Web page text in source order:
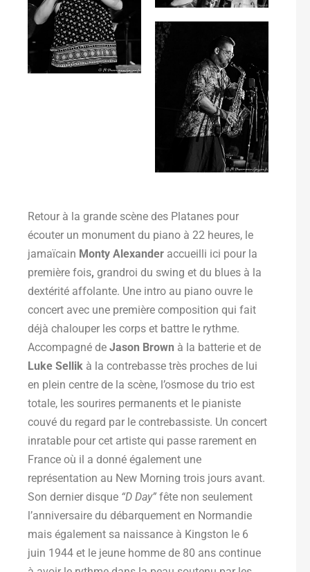
Retour à la grande scène des Platanes pour
écouter un monument du piano à 22 heures, le
jamaïcain Monty Alexander accueilli ici pour la
première fois, grandroi du swing et du blues à la
dextérité affolante. Une intro au piano ouvre le
concert avec une première composition qui fait
déjà chalouper les corps et battre le rythme.
Accompagné de Jason Brown à la batterie et de
Luke Sellik à la contrebasse très proches de lui
en plein centre de la scène, l’osmose du trio est
totale, les sourires permanents et le pianiste
couvé du regard par le contrebassiste. Un concert
inratable pour cet artiste qui passe rarement en
France où il a donné également une
représentation au New Morning trois jours avant.
Son dernier disque “D Day” fête non seulement
l’anniversaire du débarquement en Normandie
mais également sa naissance à Kingston le 6
juin 1944 et le jeune homme de 80 ans continue